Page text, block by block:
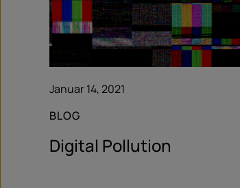
Januar 14, 2021
BLOG
Digital Pollution